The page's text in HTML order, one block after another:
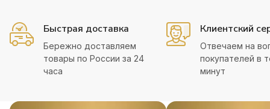
Быстрая доставка
Бережно доставляем
товары по России за 24
часа
Клиентский
Отвечаем на
покупателей в
минут